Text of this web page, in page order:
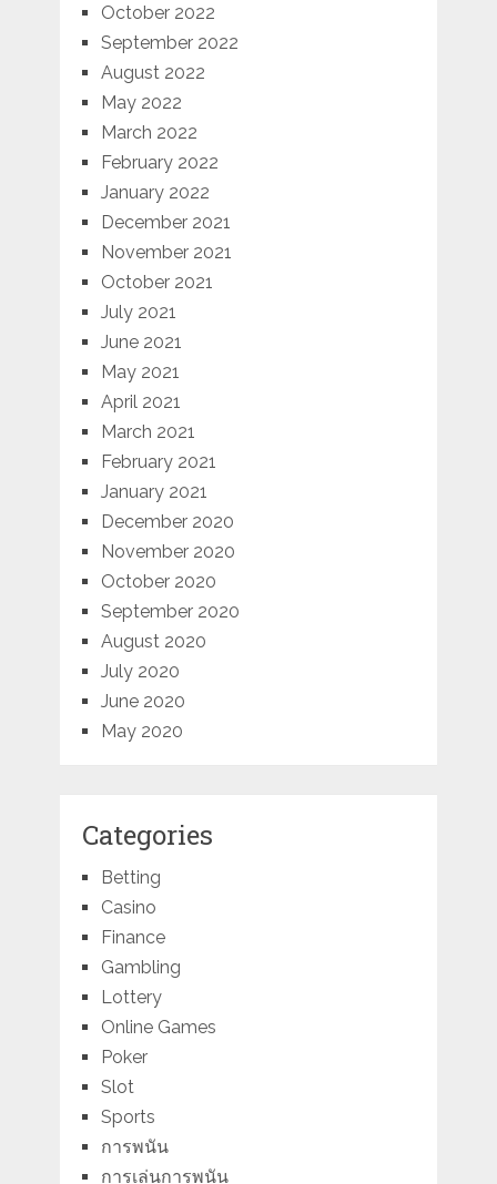
October 2022
September 2022
August 2022
May 2022
March 2022
February 2022
January 2022
December 2021
November 2021
October 2021
July 2021
June 2021
May 2021
April 2021
March 2021
February 2021
January 2021
December 2020
November 2020
October 2020
September 2020
August 2020
July 2020
June 2020
May 2020
Categories
Betting
Casino
Finance
Gambling
Lottery
Online Games
Poker
Slot
Sports
การพนัน
การเล่นการพนัน